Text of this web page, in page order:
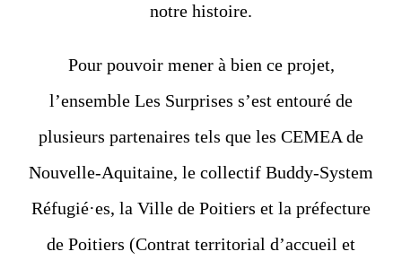
notre histoire.
Pour pouvoir mener à bien ce projet,
l’ensemble Les Surprises s’est entouré de
plusieurs partenaires tels que les CEMEA de
Nouvelle-Aquitaine, le collectif Buddy-System
Réfugié·es, la Ville de Poitiers et la préfecture
de Poitiers (Contrat territorial d’accueil et